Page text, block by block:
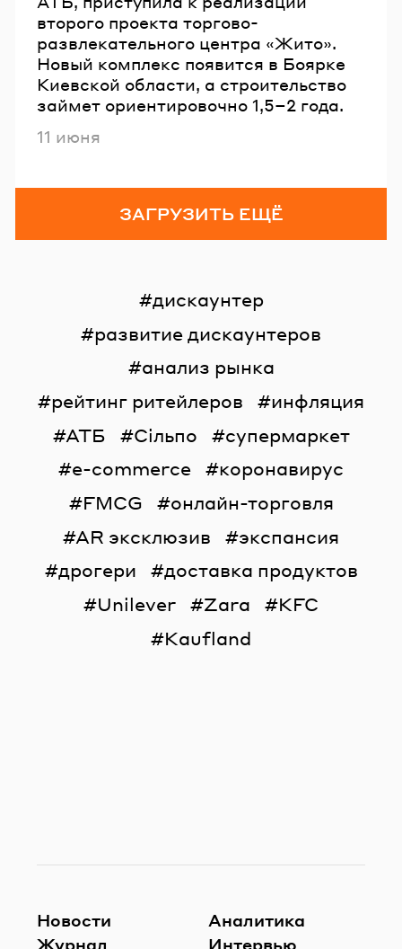
второго проекта торгово-
развлекательного центра «Жито».
Новый комплекс появится в Боярке
Киевской области, а строительство
займет ориентировочно 1,5–2 года.
Опубликовано
11 июня
ЗАГРУЗИТЬ ЕЩЁ
дискаунтер
развитие дискаунтеров
анализ рынка
рейтинг ритейлеров
инфляция
АТБ
Сільпо
супермаркет
e-commerce
коронавирус
FMCG
онлайн-торговля
AR эксклюзив
экспансия
дрогери
доставка продуктов
Unilever
Zara
KFC
Kaufland
Новости
Журнал
Аналитика
Интервью